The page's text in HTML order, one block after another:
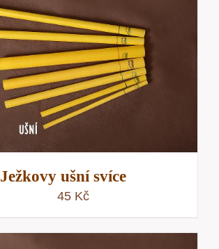
Ježkovy ušní svíce
45 Kč